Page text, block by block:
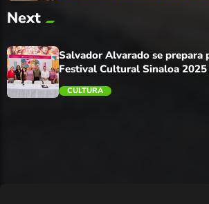
trending_flat
Next
Salvador Alvarado se prepara
Festival Cultural Sinaloa 2025
CULTURA